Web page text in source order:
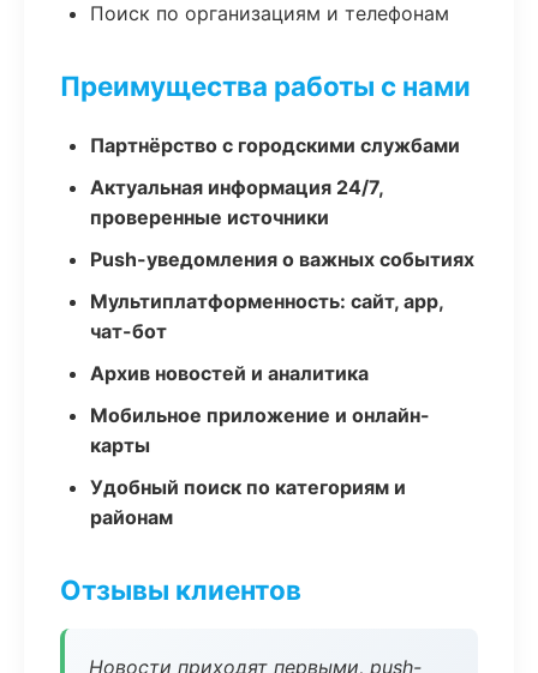
Поиск по организациям и телефонам
Преимущества работы с нами
Партнёрство с городскими службами
Актуальная информация 24/7,
проверенные источники
Push-уведомления о важных событиях
Мультиплатформенность: сайт, app,
чат-бот
Архив новостей и аналитика
Мобильное приложение и онлайн-
карты
Удобный поиск по категориям и
районам
Отзывы клиентов
Новости приходят первыми, push-